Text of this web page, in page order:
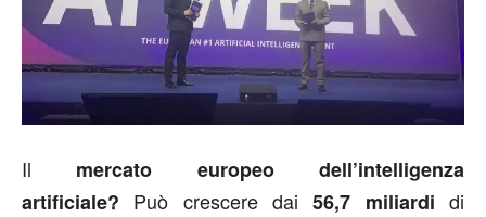
Il mercato europeo dell’intelligenza
artificiale? Può crescere dai56,7 miliardi di